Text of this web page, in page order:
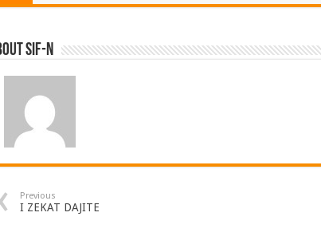
SIF-N
Previous
I ZEKAT DAJITE